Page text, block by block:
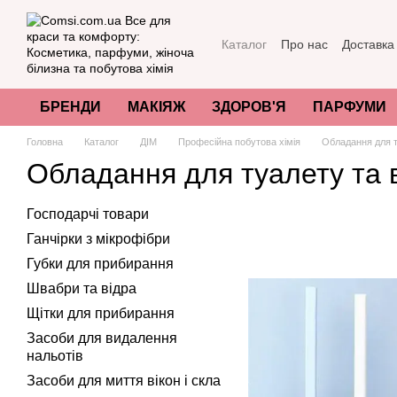
Перейти до основного контенту
Каталог Про нас
Міжнародні сертифікати
БРЕНДИ МАКІЯЖ ЗДОРОВ'Я ПАРФУМИ
Головна Каталог ДІМ Професійна побутова хімія Обладання для
Обладання для туалету та
Господарчі товари
Ганчірки з мікрофібри
Губки для прибирання
Швабри та відра
Щітки для прибирання
Засоби для видалення
нальотів
Засоби для миття вікон і скла